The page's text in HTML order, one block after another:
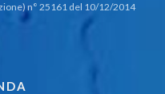
n° 25161 del 10/12/2014